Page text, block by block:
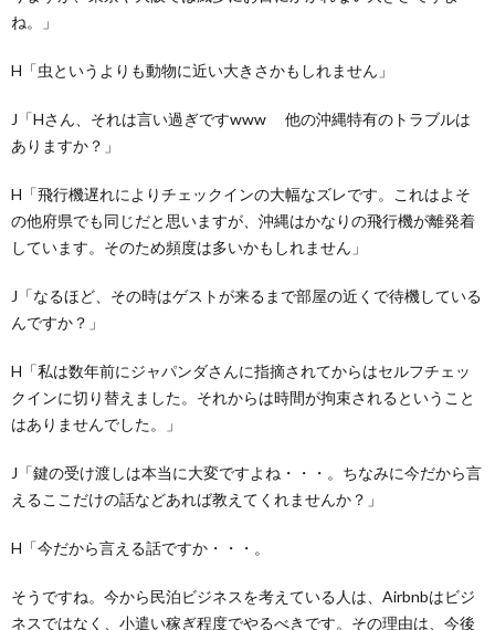
ね。」
H「虫というよりも動物に近い大きさかもしれません」
J「Hさん、それは言い過ぎですwww 他の沖縄特有のトラブルは
ありますか？」
H「飛行機遅れによりチェックインの大幅なズレです。これはよそ
の他府県でも同じだと思いますが、沖縄はかなりの飛行機が離発着
しています。そのため頻度は多いかもしれません」
J「なるほど、その時はゲストが来るまで部屋の近くで待機している
んですか？」
H「私は数年前にジャパンダさんに指摘されてからはセルフチェッ
クインに切り替えました。それからは時間が拘束されるということ
はありませんでした。」
J「鍵の受け渡しは本当に大変ですよね・・・。ちなみに今だから言
えるここだけの話などあれば教えてくれませんか？」
H「今だから言える話ですか・・・。
そうですね。今から民泊ビジネスを考えている人は、Airbnbはビジ
ネスではなく、小遣い稼ぎ程度でやるべきです。その理由は、今後